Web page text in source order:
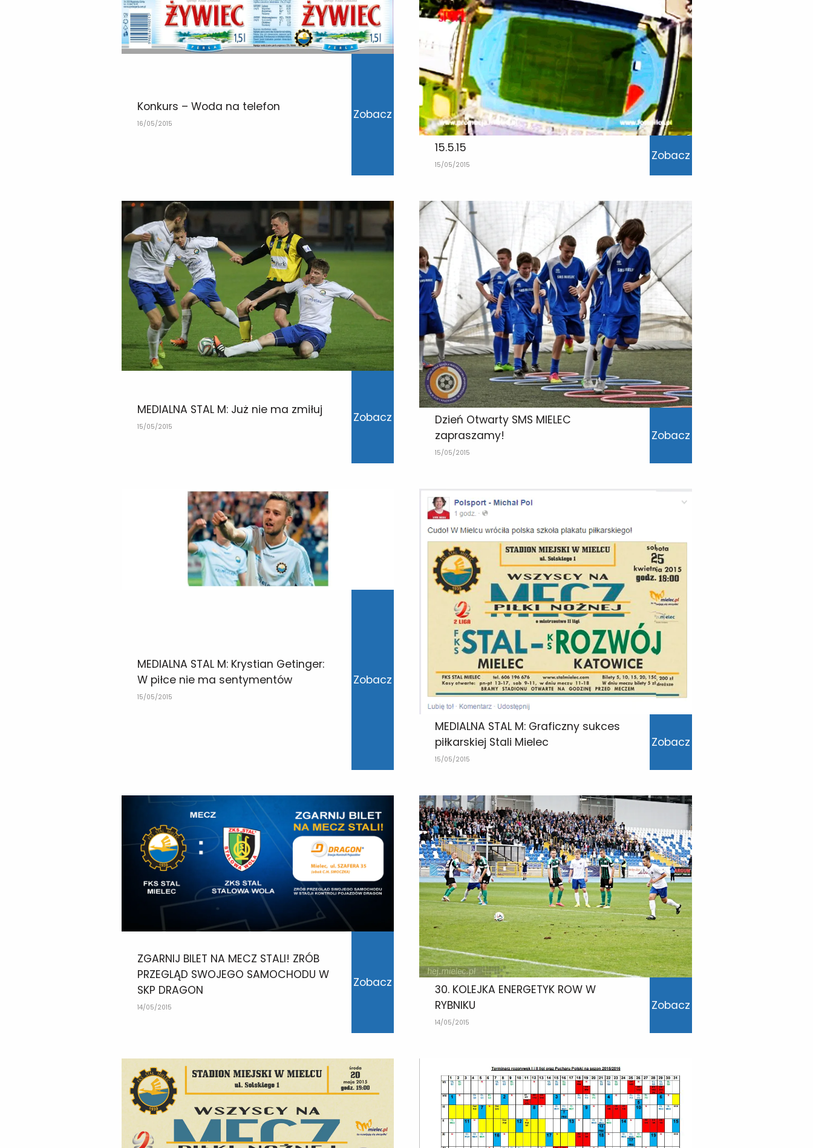
Konkurs – Woda na telefon
16/05/2015
Zobacz
15.5.15
15/05/2015
Zobacz
MEDIALNA STAL M: Już nie ma zmiłuj
15/05/2015
Zobacz
Dzień Otwarty SMS MIELEC
zapraszamy!
15/05/2015
Zobacz
MEDIALNA STAL M: Krystian Getinger:
W piłce nie ma sentymentów
15/05/2015
Zobacz
MEDIALNA STAL M: Graficzny sukces
piłkarskiej Stali Mielec
15/05/2015
Zobacz
ZGARNIJ BILET NA MECZ STALI! ZRÓB
PRZEGLĄD SWOJEGO SAMOCHODU W
SKP DRAGON
14/05/2015
Zobacz
30. KOLEJKA ENERGETYK ROW W
RYBNIKU
14/05/2015
Zobacz